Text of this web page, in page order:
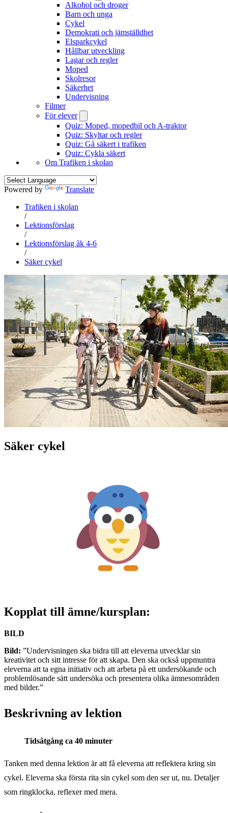
Alkohol och droger
Barn och unga
Cykel
Demokrati och jämställdhet
Elsparkcykel
Hållbar utveckling
Lagar och regler
Moped
Skolresor
Säkerhet
Undervisning
Filmer
För elever
Quiz: Moped, mopedbil och A-traktor
Quiz: Skyltar och regler
Quiz: Gå säkert i trafiken
Quiz: Cykla säkert
Om Trafiken i skolan
Powered by
Translate
Trafiken i skolan
/
Lektionsförslag
/
Lektionsförslag åk 4-6
/
Säker cykel
Säker cykel
Kopplat till ämne/kursplan:
BILD
Bild: ”Undervisningen ska bidra till att eleverna utvecklar sin
kreativitet och sitt intresse för att skapa. Den ska också uppmuntra
eleverna att ta egna initiativ och att arbeta på ett undersökande och
problemlösande sätt undersöka och presentera olika ämnesområden
med bilder.”
Beskrivning av lektion
Tidsåtgång ca 40 minuter
Tanken med denna lektion är att få eleverna att reflektera kring sin
cykel. Eleverna ska första rita sin cykel som den ser ut, nu. Detaljer
som ringklocka, reflexer med mera.